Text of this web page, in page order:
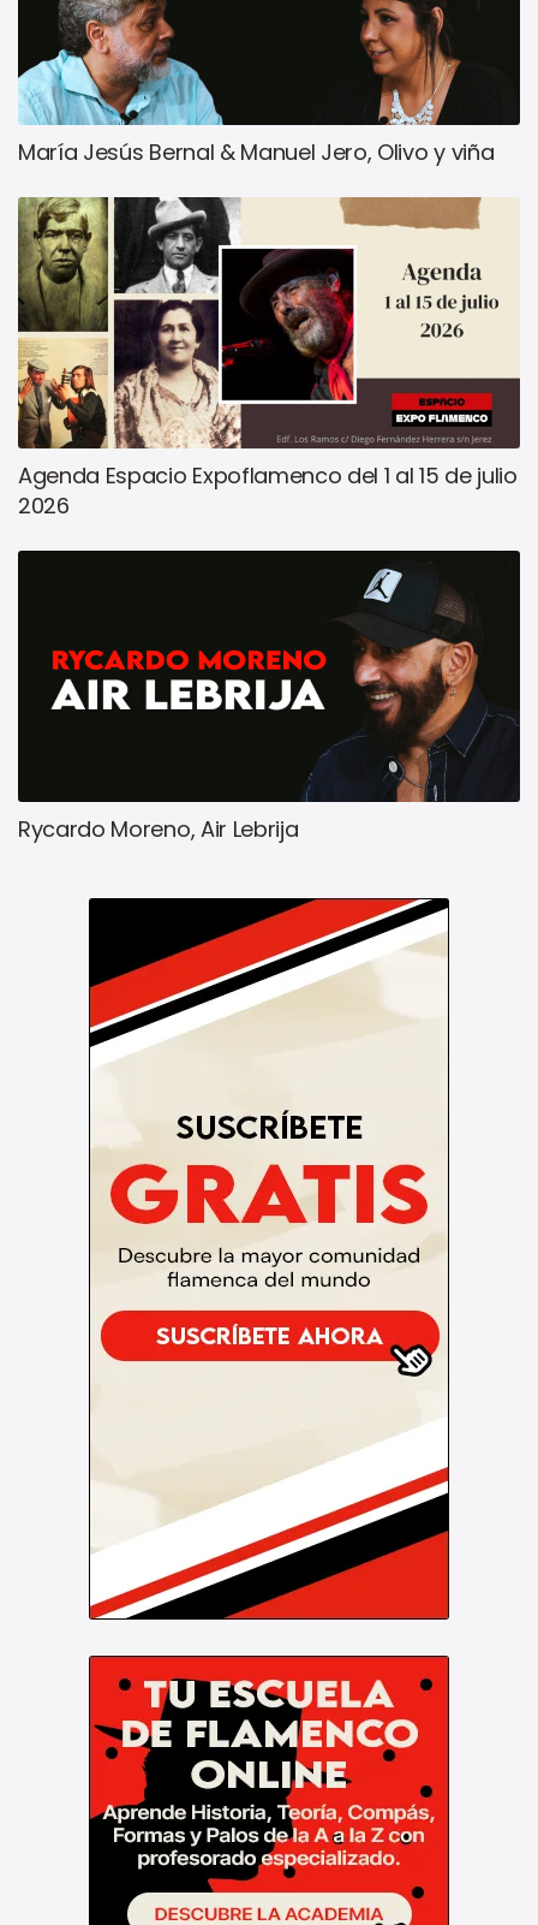
María Jesús Bernal & Manuel Jero, Olivo y viña
Agenda Espacio Expoflamenco del 1 al 15 de julio
2026
Rycardo Moreno, Air Lebrija